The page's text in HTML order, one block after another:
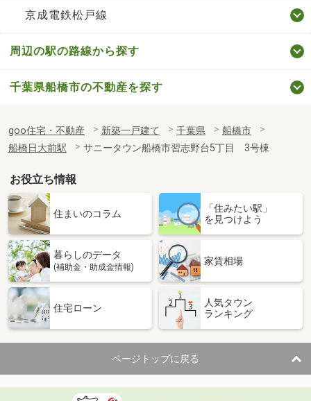
京成電鉄松戸線
周辺の駅の路線から探す
千葉県船橋市の不動産を探す
goo住宅・不動産 新築一戸建て 千葉県
船橋市
船橋日大前駅
サニータウン船橋市習志野台5丁目 3号棟
お役立ち情報
住まいのコラム
「住みたい駅」
を見つけよう
暮らしのデータ
(補助金・助成金情報)
家賃相場
住宅ローン
人気タウン
ランキング
ページトップに戻る